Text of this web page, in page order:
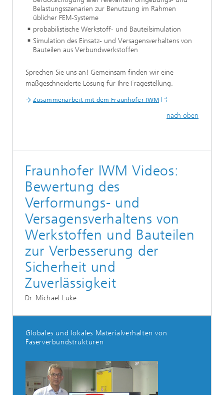
Belastungsszenarien zur Benutzung im Rahmen
üblicher FEM-Systeme
probabilistische Werkstoff- und Bauteilsimulation
Simulation des Einsatz- und Versagensverhaltens von
Bauteilen aus Verbundwerkstoffen
Sprechen Sie uns an! Gemeinsam finden wir eine
maßgeschneiderte Lösung für Ihre Fragestellung.
Zusammenarbeit mit dem Fraunhofer IWM
nach oben
Fraunhofer IWM Videos:
Bewertung des
Verformungs- und
Versagensverhaltens von
Werkstoffen und Bauteilen
zur Verbesserung der
Sicherheit und
Zuverlässigkeit
Dr. Michael Luke
Globales und lokales Materialverhalten von
Faserverbundstrukturen